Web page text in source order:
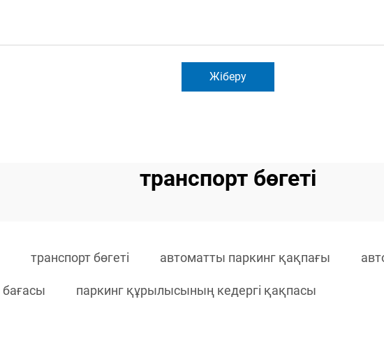
Жіберу
транспорт бөгеті
транспорт бөгеті автоматты паркинг қақпағы
бағасы паркинг құрылысының кедергі қақпасы